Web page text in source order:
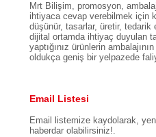
Mrt Bilişim, promosyon,
ihtiyaca cevap verebilmek için
düşünür, tasarlar, üretir, tedarik
dijital ortamda ihtiyaç duyulan
yaptığınız ürünlerin
oldukça geniş bir yelpazede
Email Listesi
Email listemize kaydolarak,
haberdar olabilirsiniz!.